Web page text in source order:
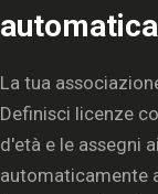
La tua
Definisci licenze
d'età e le assegni
automaticamente